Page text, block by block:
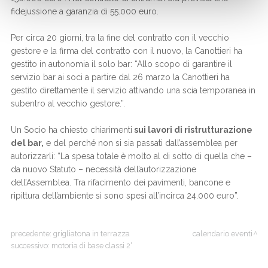
fidejussione a garanzia di 55.000 euro.
Per circa 20 giorni, tra la fine del contratto con il vecchio
gestore e la firma del contratto con il nuovo, la Canottieri ha
gestito in autonomia il solo bar: “Allo scopo di garantire il
servizio bar ai soci a partire dal 26 marzo la Canottieri ha
gestito direttamente il servizio attivando una scia temporanea in
subentro al vecchio gestore.”.
Un Socio ha chiesto chiarimenti sui lavori di ristrutturazione
del bar, e del perché non si sia passati dall’assemblea per
autorizzarli: “La spesa totale è molto al di sotto di quella che –
da nuovo Statuto – necessità dell’autorizzazione
dell’Assemblea. Tra rifacimento dei pavimenti, bancone e
ripittura dell’ambiente si sono spesi all’incirca 24.000 euro”.
precedente: grigliatona in terrazza
successivo: motoria di base classi 2°
calendario eventi